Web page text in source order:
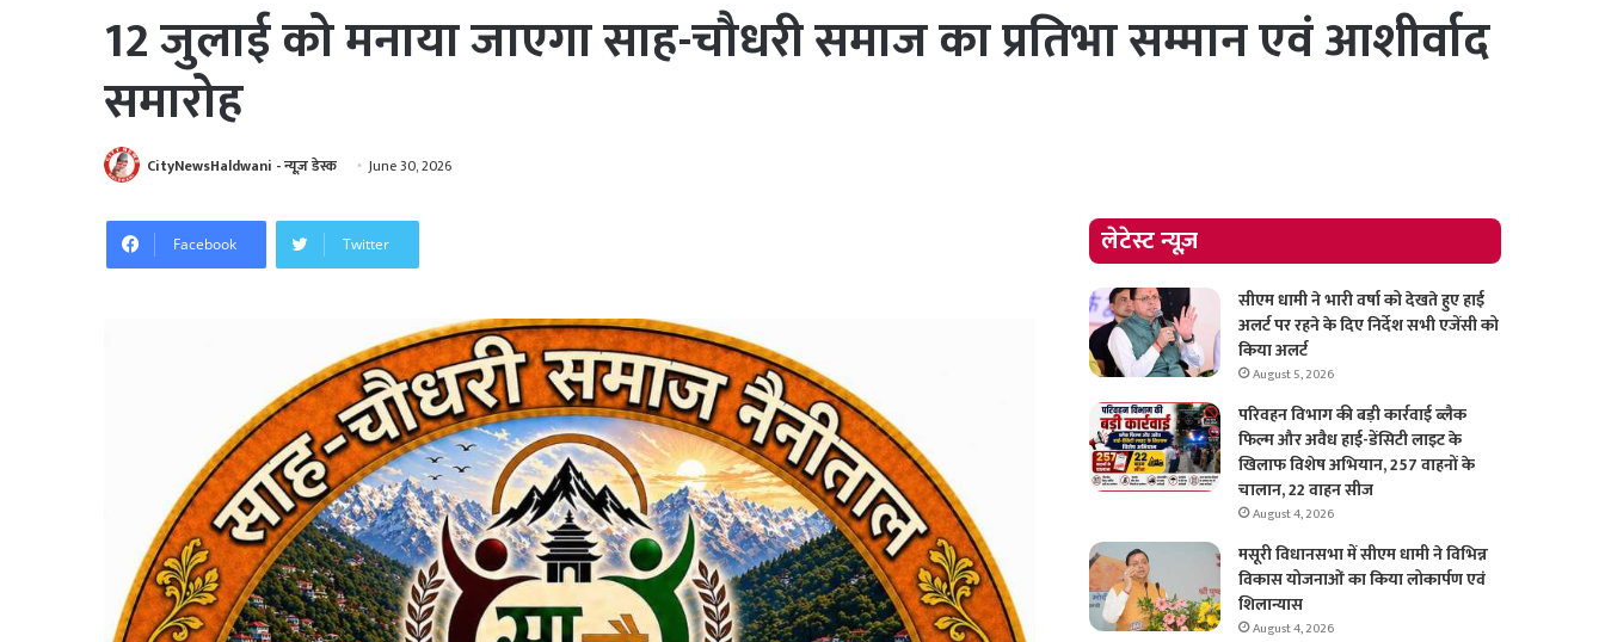
12 जुलाई को मनाया जाएगा साह-चौधरी समाज का प्रतिभा सम्मान एवं आशीर्वाद
समारोह
CityNewsHaldwani - न्यूज़ डेस्क June 30, 2026
Facebook Twitter लेटेस्ट न्यूज़
सीएम धामी ने भारी वर्षा को देखते हुए हाई
अलर्ट पर रहने के दिए निर्देश सभी एजेंसी को
किया अलर्ट
August 5, 2026
परिवहन विभाग की बड़ी कार्रवाई ब्लैक
फिल्म और अवैध हाई-डेंसिटी लाइट के
खिलाफ विशेष अभियान, 257 वाहनों के
चालान, 22 वाहन सीज
August 4, 2026
मसूरी विधानसभा में सीएम धामी ने विभिन्न
विकास योजनाओं का किया लोकार्पण एवं
शिलान्यास
August 4, 2026